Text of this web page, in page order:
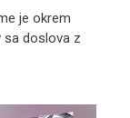
je okrem
sa doslova z